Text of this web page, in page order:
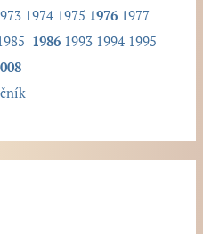
1974 1975 1976 1977
1986 1993 1994 1995